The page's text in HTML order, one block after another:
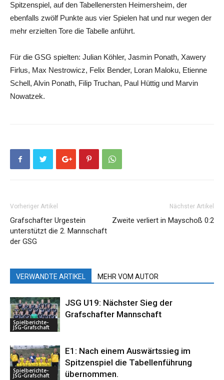
Spitzenspiel, auf den Tabellenersten Heimersheim, der
ebenfalls zwölf Punkte aus vier Spielen hat und nur wegen der
mehr erzielten Tore die Tabelle anführt.
Für die GSG spielten: Julian Köhler, Jasmin Ponath, Xawery
Firlus, Max Nestrowicz, Felix Bender, Loran Maloku, Etienne
Schell, Alvin Ponath, Filip Truchan, Paul Hüttig und Marvin
Nowatzek.
Vorheriger Artikel
Grafschafter Urgestein
unterstützt die 2. Mannschaft
der GSG
Nächster Artikel
Zweite verliert in Mayschoß 0:2
VERWANDTE ARTIKEL MEHR VOM AUTOR
Spielberichte-
JSG-Grafschaft
JSG U19: Nächster Sieg der
Grafschafter Mannschaft
Spielberichte-
JSG-Grafschaft
E1: Nach einem Auswärtssieg im
Spitzenspiel die Tabellenführung
übernommen.